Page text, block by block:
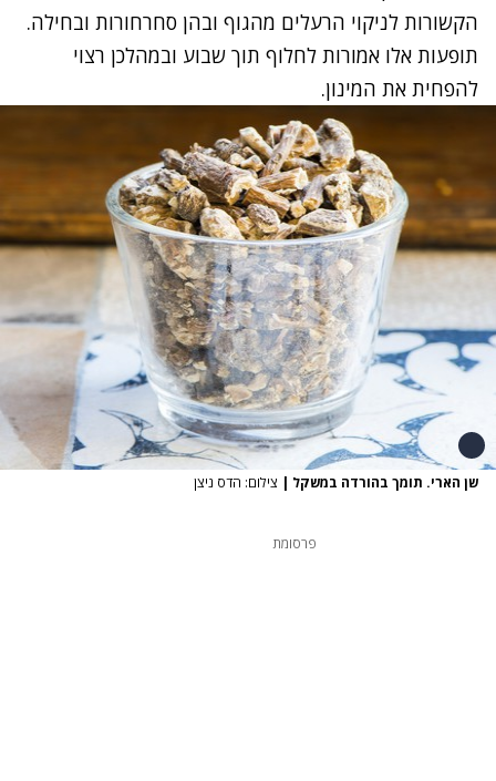
הקשורות לניקוי הרעלים מהגוף ובהן סחרחורות ובחילה.
תופעות אלו אמורות לחלוף תוך שבוע ובמהלכן רצוי
להפחית את המינון.
שן הארי. תומך בהורדה במשקל | צילום: הדס ניצן
פרסומת